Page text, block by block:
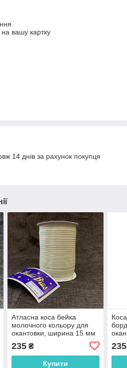
вашу картку
14 днів за рахунок покупця
Атласна коса бейка
молочного кольору для
окантовки, ширина 15 мм
235₴
Купити
235